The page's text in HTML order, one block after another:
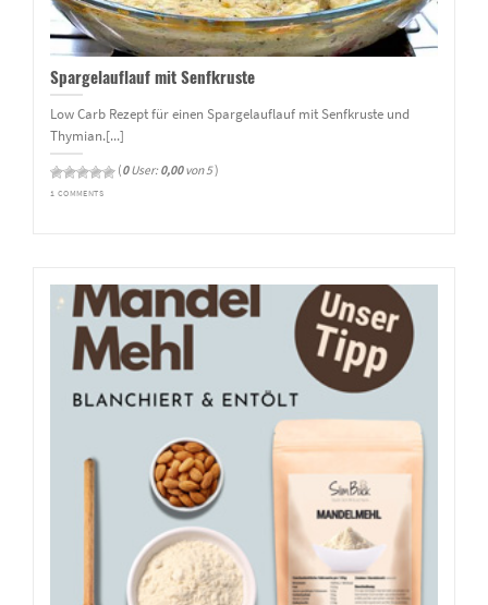
Spargelauflauf mit Senfkruste
Low Carb Rezept für einen Spargelauflauf mit Senfkruste und
Thymian.[...]
(0User: 0,00von 5)
1 COMMENTS